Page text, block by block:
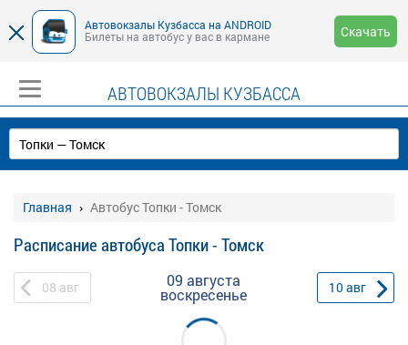
Автовокзалы Кузбасса на ANDROID
Билеты на автобус у вас в кармане
Скачать
АВТОВОКЗАЛЫ КУЗБАССА
Главная Автобус Топки - Томск
Расписание автобуса Топки - Томск
08 авг 09 августа
воскресенье 10авг